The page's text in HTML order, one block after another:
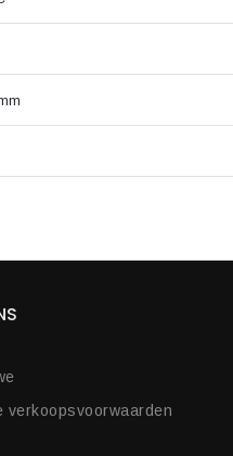
verkoopsvoorwaarden